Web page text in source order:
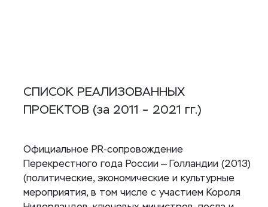
СПИСОК РЕАЛИЗОВАННЫХ
ПРОЕКТОВ (за 2011 – 2021 гг.)
Официальное PR-сопровождение
Перекрестного года России — Голландии (2013)
(политические, экономические и культурные
мероприятия, в том числе с участием Короля